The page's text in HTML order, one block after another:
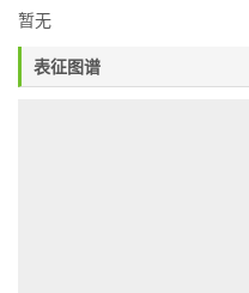
暂无
表征图谱